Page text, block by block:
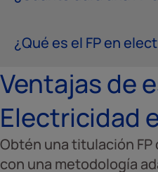
¿Qué es el FP en
Ventajas de
Electricidad
Obtén una titulación
con una metodología